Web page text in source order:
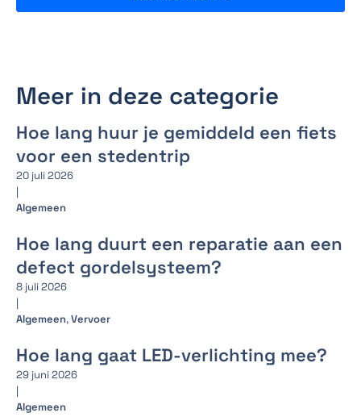
Meer in deze categorie
Hoe lang huur je gemiddeld een fiets
voor een stedentrip
20 juli 2026
|
Algemeen
Hoe lang duurt een reparatie aan een
defect gordelsysteem?
8 juli 2026
|
Algemeen,Vervoer
Hoe lang gaat LED-verlichting mee?
29 juni 2026
|
Algemeen